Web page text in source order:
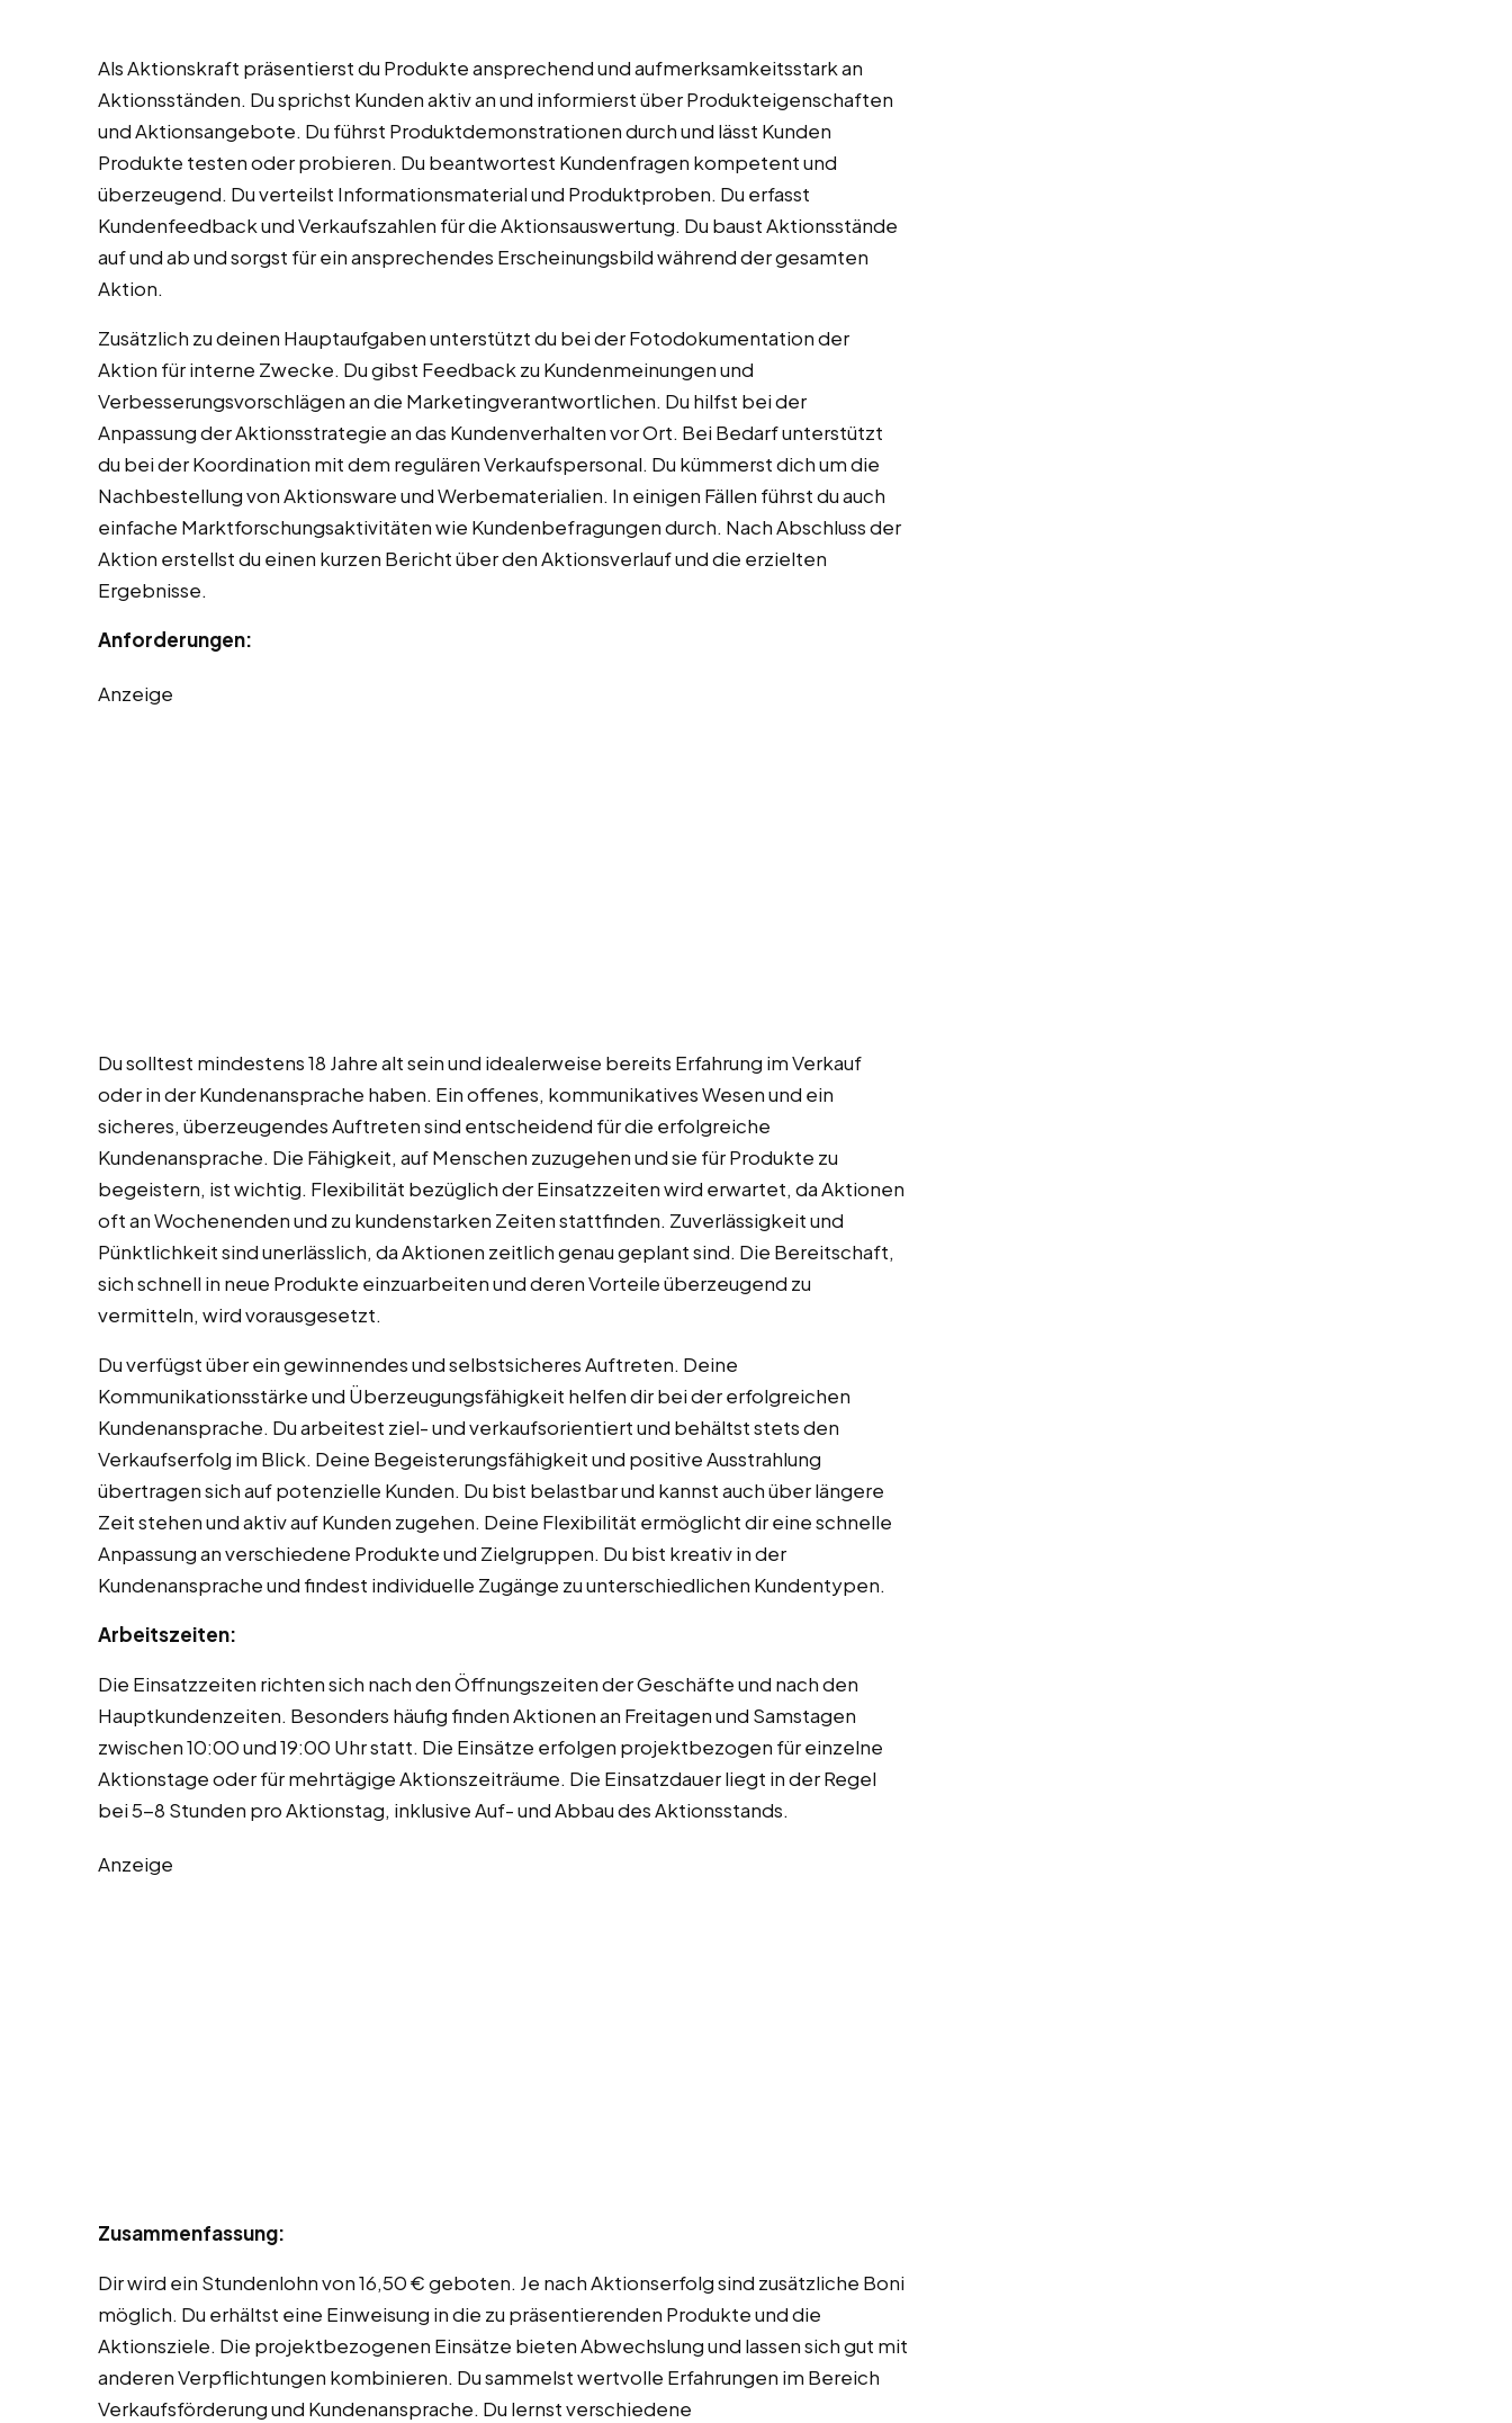
Als Aktionskraft präsentierst du Produkte ansprechend und aufmerksamkeitsstark an
Aktionsständen. Du sprichst Kunden aktiv an und informierst über Produkteigenschaften
und Aktionsangebote. Du führst Produktdemonstrationen durch und lässt Kunden
Produkte testen oder probieren. Du beantwortest Kundenfragen kompetent und
überzeugend. Du verteilst Informationsmaterial und Produktproben. Du erfasst
Kundenfeedback und Verkaufszahlen für die Aktionsauswertung. Du baust Aktionsstände
auf und ab und sorgst für ein ansprechendes Erscheinungsbild während der gesamten
Aktion.
Zusätzlich zu deinen Hauptaufgaben unterstützt du bei der Fotodokumentation der
Aktion für interne Zwecke. Du gibst Feedback zu Kundenmeinungen und
Verbesserungsvorschlägen an die Marketingverantwortlichen. Du hilfst bei der
Anpassung der Aktionsstrategie an das Kundenverhalten vor Ort. Bei Bedarf unterstützt
du bei der Koordination mit dem regulären Verkaufspersonal. Du kümmerst dich um die
Nachbestellung von Aktionsware und Werbematerialien. In einigen Fällen führst du auch
einfache Marktforschungsaktivitäten wie Kundenbefragungen durch. Nach Abschluss der
Aktion erstellst du einen kurzen Bericht über den Aktionsverlauf und die erzielten
Ergebnisse.
Anforderungen:
Anzeige
Du solltest mindestens 18 Jahre alt sein und idealerweise bereits Erfahrung im Verkauf
oder in der Kundenansprache haben. Ein offenes, kommunikatives Wesen und ein
sicheres, überzeugendes Auftreten sind entscheidend für die erfolgreiche
Kundenansprache. Die Fähigkeit, auf Menschen zuzugehen und sie für Produkte zu
begeistern, ist wichtig. Flexibilität bezüglich der Einsatzzeiten wird erwartet, da Aktionen
oft an Wochenenden und zu kundenstarken Zeiten stattfinden. Zuverlässigkeit und
Pünktlichkeit sind unerlässlich, da Aktionen zeitlich genau geplant sind. Die Bereitschaft,
sich schnell in neue Produkte einzuarbeiten und deren Vorteile überzeugend zu
vermitteln, wird vorausgesetzt.
Du verfügst über ein gewinnendes und selbstsicheres Auftreten. Deine
Kommunikationsstärke und Überzeugungsfähigkeit helfen dir bei der erfolgreichen
Kundenansprache. Du arbeitest ziel- und verkaufsorientiert und behältst stets den
Verkaufserfolg im Blick. Deine Begeisterungsfähigkeit und positive Ausstrahlung
übertragen sich auf potenzielle Kunden. Du bist belastbar und kannst auch über längere
Zeit stehen und aktiv auf Kunden zugehen. Deine Flexibilität ermöglicht dir eine schnelle
Anpassung an verschiedene Produkte und Zielgruppen. Du bist kreativ in der
Kundenansprache und findest individuelle Zugänge zu unterschiedlichen Kundentypen.
Arbeitszeiten:
Die Einsatzzeiten richten sich nach den Öffnungszeiten der Geschäfte und nach den
Hauptkundenzeiten. Besonders häufig finden Aktionen an Freitagen und Samstagen
zwischen 10:00 und 19:00 Uhr statt. Die Einsätze erfolgen projektbezogen für einzelne
Aktionstage oder für mehrtägige Aktionszeiträume. Die Einsatzdauer liegt in der Regel
bei 5-8 Stunden pro Aktionstag, inklusive Auf- und Abbau des Aktionsstands.
Anzeige
Zusammenfassung:
Dir wird ein Stundenlohn von 16,50 € geboten. Je nach Aktionserfolg sind zusätzliche Boni
möglich. Du erhältst eine Einweisung in die zu präsentierenden Produkte und die
Aktionsziele. Die projektbezogenen Einsätze bieten Abwechslung und lassen sich gut mit
anderen Verpflichtungen kombinieren. Du sammelst wertvolle Erfahrungen im Bereich
Verkaufsförderung und Kundenansprache. Du lernst verschiedene